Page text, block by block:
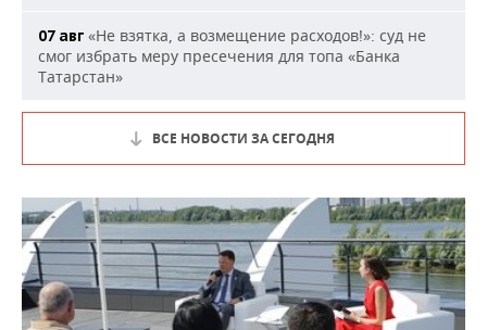
07 авг «Не взятка, а возмещение расходов!»: суд не
смог избрать меру пресечения для топа «Банка
Татарстан»
ВСЕ НОВОСТИ ЗА СЕГОДНЯ